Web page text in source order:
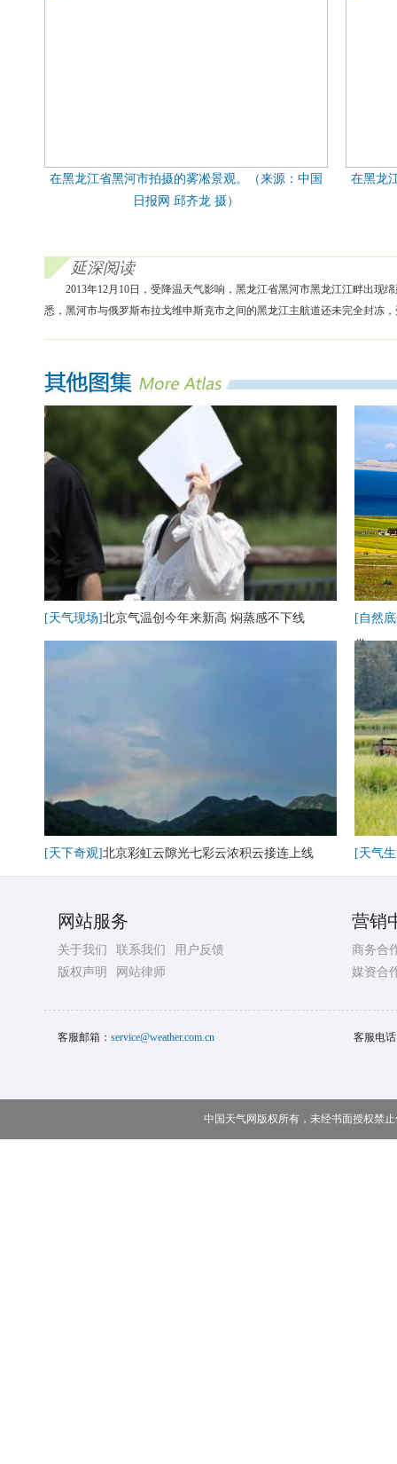
在黑龙江省黑河市拍摄的雾凇景观。（来源：中国
日报网 邱齐龙 摄）
在黑龙
延深阅读
2013年12月10日，受降温天气影响，黑龙江省黑河市黑龙江江畔出
悉，黑河市与俄罗斯布拉戈维申斯克市之间的黑龙江主航道还未完全封冻
[天气现场]北京气温创今年来新高 焖蒸感不下线
[自然
卷
[天下奇观]北京彩虹云隙光七彩云浓积云接连上线 [天气
网站服务
关于我们 联系我们
用户反馈
版权声明
网站律师
营销
商务合
媒资合
客服邮箱： service@weather.com.cn 客服电
中国天气网版权所有，未经书面授权